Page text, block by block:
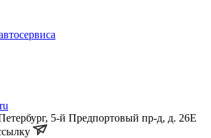
5-й Предпортовый пр-д, д. 26Е